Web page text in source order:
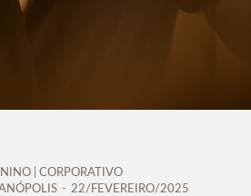
| CORPORATIVO
22/FEVEREIRO/2025